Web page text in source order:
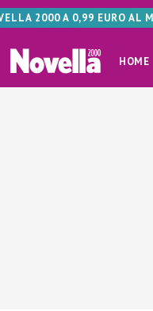
2000 A 0,99 EURO AL
HOME